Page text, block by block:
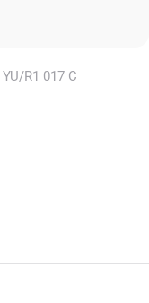
YU/R1 017 C